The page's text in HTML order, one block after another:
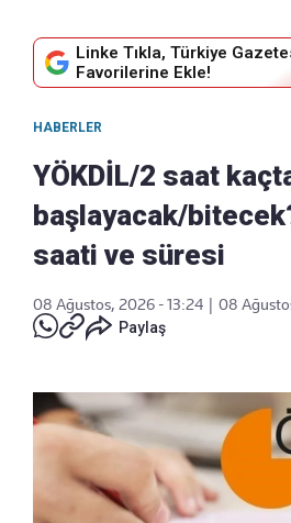
Linke Tıkla, Türkiye
Favorilerine Ekle!
HABERLER
YÖKDİL/2 saat
başlayacak/
saati ve süresi
08 Ağustos, 2026 - 13:24
08
Paylaş